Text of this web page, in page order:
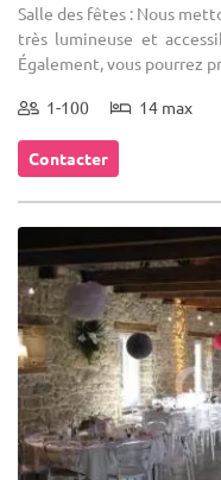
Salle des fêtes : Nous
très lumineuse et
Également, vous pourrez
1-100 14 max
Contacter